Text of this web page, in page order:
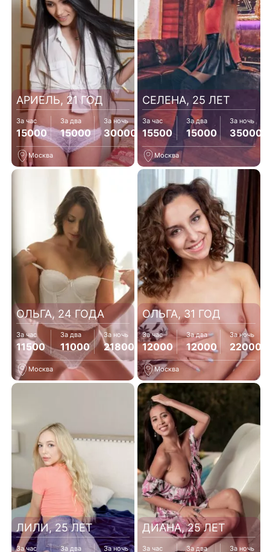
АРИЕЛЬ, 21 ГОД
За час
15000
За два
15000
За ночь
30000
Москва
СЕЛЕНА, 25 ЛЕТ
За час
15500
За два
15000
За ночь
35000
Москва
ОЛЬГА, 24 ГОДА
За час
11500
За два
11000
За ночь
218000
Москва
ОЛЬГА, 31 ГОД
За час
12000
За два
12000
За ночь
22000
Москва
ЛИЛИ, 25 ЛЕТ
За час За два За ночь
ДИАНА, 25 ЛЕТ
За час За два За ночь